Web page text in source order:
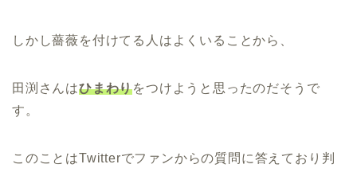
しかし薔薇を付けてる人はよくいることから、
田渕さんはひまわりをつけようと思ったのだそうで
す。
このことはTwitterでファンからの質問に答えており判